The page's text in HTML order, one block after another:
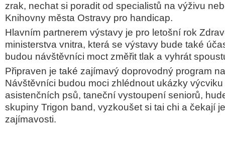
zrak, nechat si poradit od specialistů na výživu
Knihovny města Ostravy pro handicap.
Hlavním partnerem výstavy je pro letošní rok
ministerstva vnitra, která se výstavy bude také
budou návštěvníci moct změřit tlak a vyhrát
Připraven je také zajímavý doprovodný program
Návštěvníci budou moci zhlédnout ukázky
asistenčních psů, taneční vystoupení seniorů,
skupiny Trigon band, vyzkoušet si tai chi a čekají
zajímavosti.